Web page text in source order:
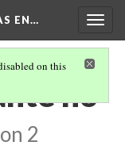
EN…
on this
no
2